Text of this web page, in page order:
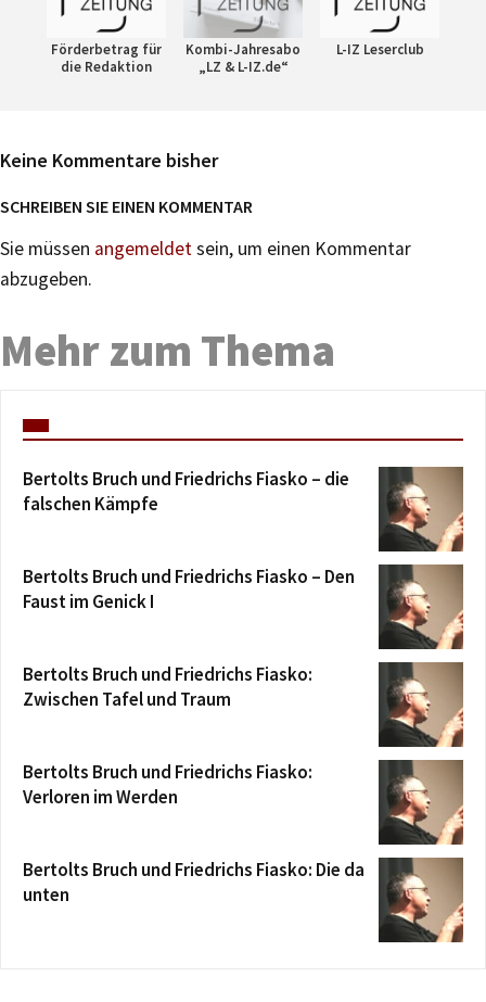
Förderbetrag für
die Redaktion
Kombi-Jahresabo
„LZ & L-IZ.de“
L-IZ Leserclub
Keine Kommentare bisher
SCHREIBEN SIE EINEN KOMMENTAR
Sie müssen angemeldetsein, um einen Kommentar
abzugeben.
Mehr zum Thema
Bertolts Bruch und Friedrichs Fiasko – die
falschen Kämpfe
Bertolts Bruch und Friedrichs Fiasko – Den
Faust im Genick I
Bertolts Bruch und Friedrichs Fiasko:
Zwischen Tafel und Traum
Bertolts Bruch und Friedrichs Fiasko:
Verloren im Werden
Bertolts Bruch und Friedrichs Fiasko: Die da
unten